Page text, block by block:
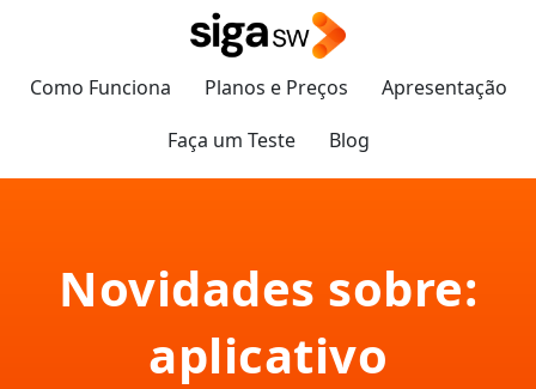
Como Funciona Planos e Preços
Apresentação
Faça um Teste
Blog
Novidades sobre:
aplicativo